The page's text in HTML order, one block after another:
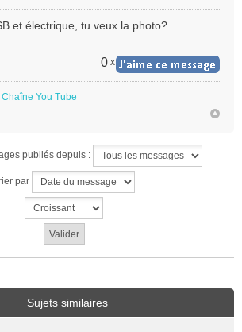
et électrique, tu veux la photo?
0 x
Chaîne You Tube
publiés depuis :
par
Sujets similaires